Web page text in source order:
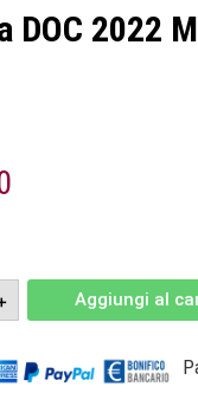
DOC 2022
Aggiungi al